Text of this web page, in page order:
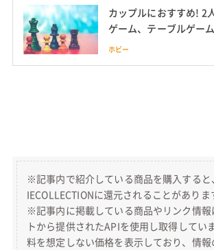
カップルにおすすめ! 2
ゲーム、テーブルゲー
10選
ホビー
※記事内で紹介している商品を購入する
IECOLLECTIONに還元されることがありま
※記事内に掲載している商品やリンク情報
トから提供されたAPIを使用し取得してい
料を想定しない価格を表示しており、情報